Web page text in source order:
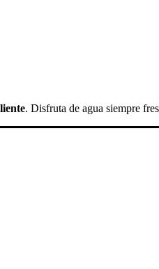
. Disfruta de agua siempre